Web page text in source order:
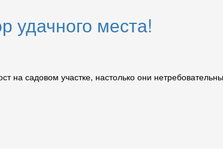
удачного места!
садовом участке, настолько они